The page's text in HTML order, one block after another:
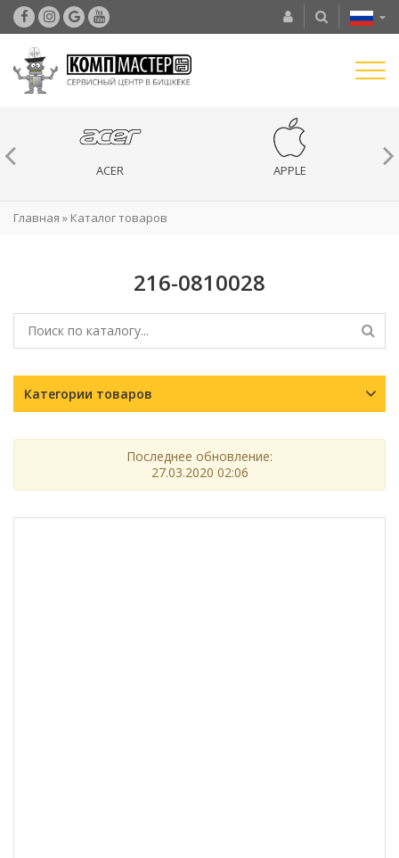
ACER APPLE
Главная » Каталог товаров
216-0810028
Категории товаров
Последнее обновление:
27.03.2020 02:06